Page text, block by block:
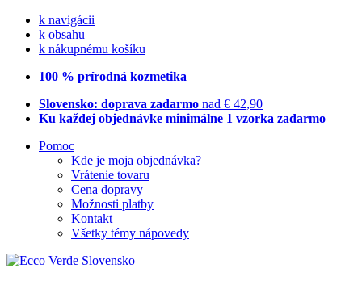
k navigácii
k obsahu
k nákupnému košíku
100 % prírodná kozmetika
Slovensko: doprava zadarmo nad € 42,90
Ku každej objednávke minimálne 1 vzorka zadarmo
Pomoc
Kde je moja objednávka?
Vrátenie tovaru
Cena dopravy
Možnosti platby
Kontakt
Všetky témy nápovedy